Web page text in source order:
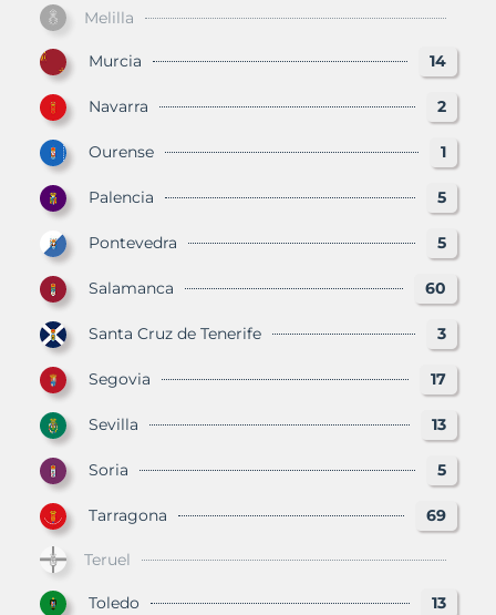
Melilla
Murcia 14
Navarra 2
Ourense 1
Palencia 5
Pontevedra 5
Salamanca 60
Santa Cruz de Tenerife 3
Segovia 17
Sevilla 13
Soria 5
Tarragona 69
Teruel
Toledo 13